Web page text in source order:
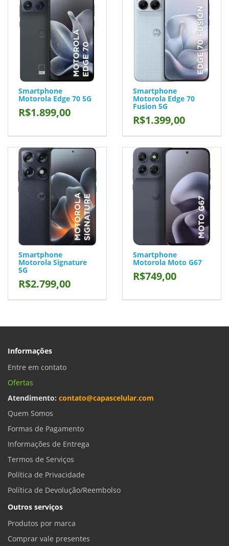
Smartphone
Motorola Edge 70 5G
R$1.899,00
Smartphone
Motorola Edge 70
Fusion 5G
R$1.399,00
Smartphone
Motorola Signature
5G
R$2.799,00
Smartphone
Motorola Moto G67
R$749,00
Informações
Entre em contato
Ofertas
Atendimento: contato@capascelular.com
Quem Somos
Formas de Pagamento
Informações de Entrega
Termos de Serviços
Política de Privacidade
Política de Devolução/Reembolso
Outros serviços
Produtos por marca
Comprar vale presentes